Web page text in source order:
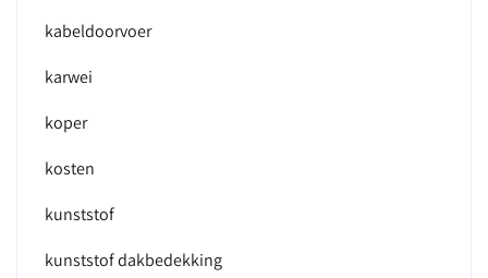
kabeldoorvoer
karwei
koper
kosten
kunststof
kunststof dakbedekking